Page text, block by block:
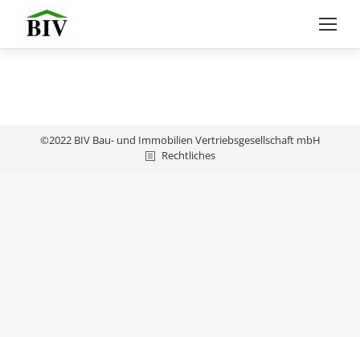
©2022 BIV Bau- und Immobilien Vertriebsgesellschaft mbH
Rechtliches